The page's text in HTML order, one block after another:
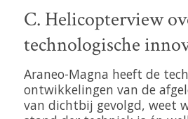
C. Helicopterview
technologische
Araneo-Magna heeft de
ontwikkelingen van de
van dichtbij gevolgd, weet